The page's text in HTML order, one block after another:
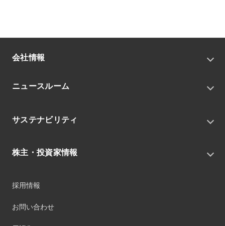
会社情報
会社概要
中期経営戦略
役員
事業
ニュースルーム
トピックス
IRニュース
サステナビリティ
環境
ガバナンス
マテリアリティ
株主・投資家情報
財務ハイライト
採用情報
お問い合わせ